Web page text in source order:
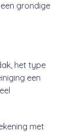
grondige
het type
een
met